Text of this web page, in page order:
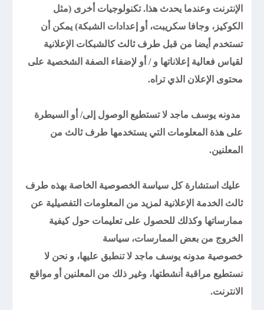
الإنترنت وعندما يحدث هذا. تكنولوجيات أخرى (مثل
الكوكيز، وجافا سكريبت، أو إعدادات الشبكة) يمكن أن
تستخدم أيضا من قبل طرف ثالث كالشبكات الإعلانية
لقياس فعالية إعلاناتها و / أو لإضفاء الصفة الشخصية على
محتوى الإعلان الذي تراه.
مدونه يوسف ماجد لا تستطيع الوصول إلى/ أو السيطرة
على هذة المعلومات التي يستخدمها طرف ثالث من
المعلنين.
عليك استشارة كل سياسة الخصوصية الخاصة بهذه طرف
ثالث الخدمة الإعلانية لمزيد من المعلومات التفصيلية عن
ممارساتها وكذلك للحصول على تعليمات حول كيفية
الخروج من بعض الممارسات، سياسة
خصوصية مدونه يوسف ماجد لا تنطبق عليها، و نحن لا
نستطيع مراقبة أنشطتها، وغير ذلك من المعلنين أو مواقع
الانترنت.